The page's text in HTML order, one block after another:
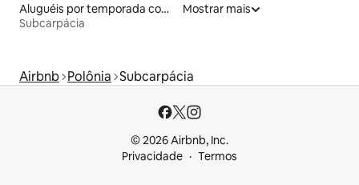
Aluguéis por temporada com acesso à praia
Subcarpácia
Mostrar mais
Airbnb Polônia Subcarpácia
© 2026 Airbnb, Inc.
Privacidade
Termos